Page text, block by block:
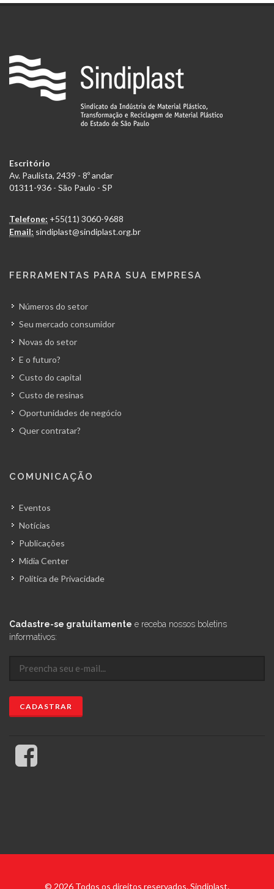
Escritório
Av. Paulista, 2439 - 8º andar
01311-936 - São Paulo - SP
Telefone: +55(11) 3060-9688
Email: sindiplast@sindiplast.org.br
FERRAMENTAS PARA SUA EMPRESA
Números do setor
Seu mercado consumidor
Novas do setor
E o futuro?
Custo do capital
Custo de resinas
Oportunidades de negócio
Quer contratar?
COMUNICAÇÃO
Eventos
Notícias
Publicações
Mídia Center
Política de Privacidade
Cadastre-se gratuitamente e receba nossos boletins
informativos:
© 2026 Todos os direitos reservados. Sindiplast.